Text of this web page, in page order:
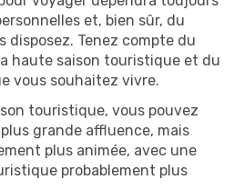
et, bien sûr, du
disposez. Tenez compte du
haute saison touristique et du
vous souhaitez vivre.
touristique, vous pouvez
grande affluence, mais
plus animée, avec une
probablement plus